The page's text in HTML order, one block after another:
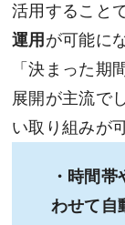
活用することで
運用 が可能に
「決まった期
展開が主流で
い取り組みが
・時間
わせて自